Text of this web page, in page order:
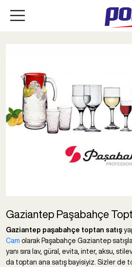
Gaziantep Paşabahçe
Gaziantep paşabahçe toptan satış
Cam olarak Paşabahçe Gaziantep
yanı sıra lav, güral, evita, inter, aksu,
da toptan ana satış bayisiyiz. Sizler de